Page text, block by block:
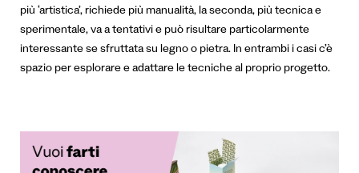
più ‘artistica’, richiede più manualità, la seconda, più tecnica e
sperimentale, va a tentativi e può risultare particolarmente
interessante se sfruttata su legno o pietra. In entrambi i casi c’è
spazio per esplorare e adattare le tecniche al proprio progetto.